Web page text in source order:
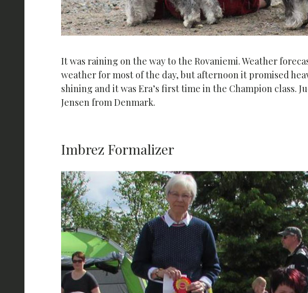
It was raining on the way to the Rovaniemi. Weather
weather for most of the day, but afternoon it promised
shining and it was Era’s first time in the Champion class.
Jensen from Denmark.
Imbrez Formalizer